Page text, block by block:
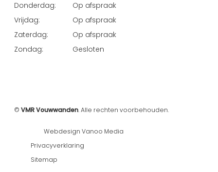
Donderdag:
Op afspraak
Vrijdag:
Op afspraak
Zaterdag:
Op afspraak
Zondag:
Gesloten
© VMR Vouwwanden. Alle rechten voorbehouden.
Webdesign Vanoo Media
Privacyverklaring
Sitemap